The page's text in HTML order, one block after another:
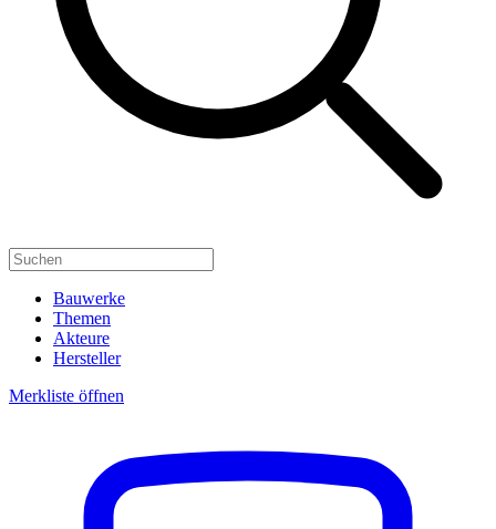
Bauwerke
Themen
Akteure
Hersteller
Merkliste öffnen